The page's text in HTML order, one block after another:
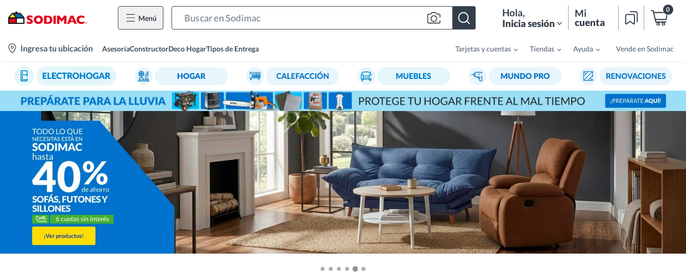
Menú Hola,
Inicia sesión
Mi
cuenta
0
location-
Ingresa tu ubicación AsesoríaConstructorDeco HogarTipos de Entrega Tarjetas y cuentas Tiendas Ayuda Vende en Sodimac